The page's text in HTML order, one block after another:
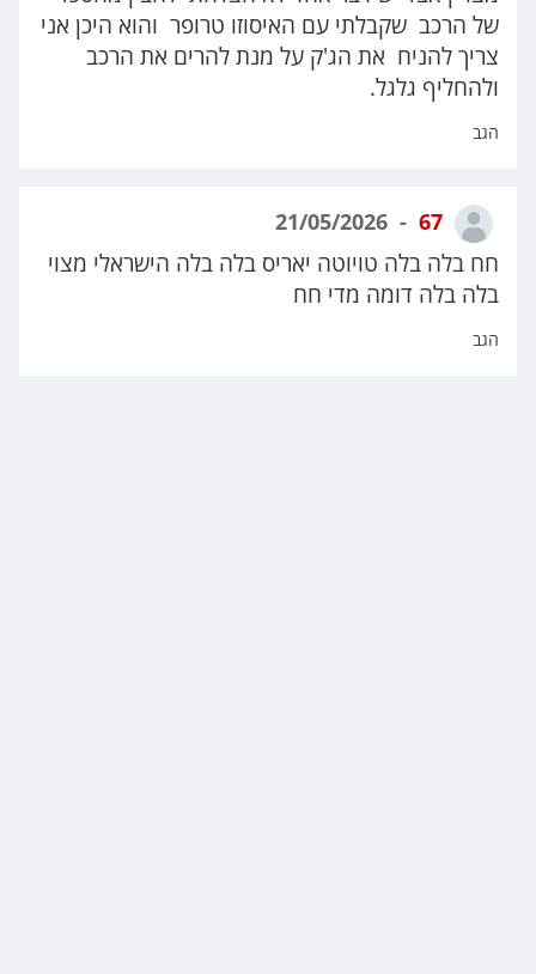
של הרכב שקבלתי עם האיסוזו טרופר והוא היכן אני
צריך להניח את הג'ק על מנת להרים את הרכב
ולהחליף גלגל.
הגב
67
חח בלה בלה טויוטה יאריס בלה בלה הישראלי מצוי
בלה בלה דומה מדי חח
הגב